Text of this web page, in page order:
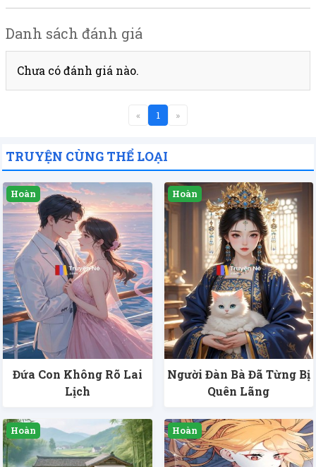
Danh sách đánh giá
Chưa có đánh giá nào.
« 1 »
TRUYỆN CÙNG THỂ LOẠI
Đứa Con Không Rõ Lai
Lịch
Người Đàn Bà Đã Từng Bị
Quên Lãng